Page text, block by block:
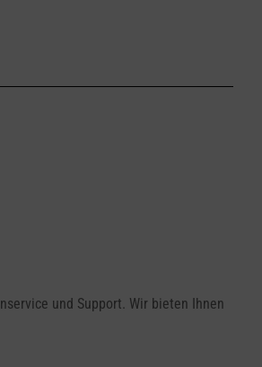
und Support. Wir bieten Ihnen